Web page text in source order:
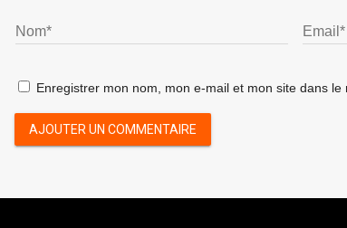
Enregistrer mon nom, mon e-mail et mon site dans